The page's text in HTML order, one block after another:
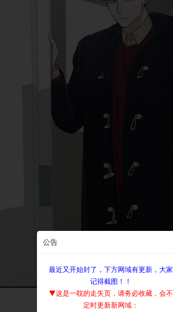
公告
最近又开始封了，下方网域有更新，大家
记得截图！！
▼这是一耽的走失页，请务必收藏，会不
定时更新新网域：